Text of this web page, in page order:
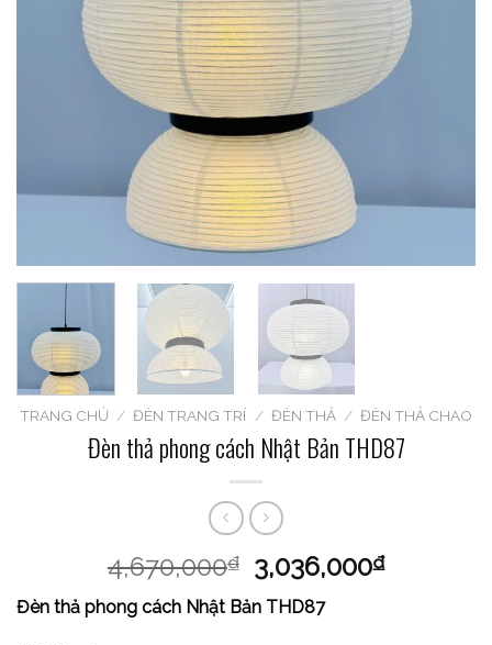
TRANG CHỦ / ĐÈN TRANG TRÍ / ĐÈN THẢ / ĐÈN THẢ CHAO
Đèn thả phong cách Nhật Bản THD87
4,670,000₫ 3,036,000₫
Đèn thả phong cách Nhật Bản THD87